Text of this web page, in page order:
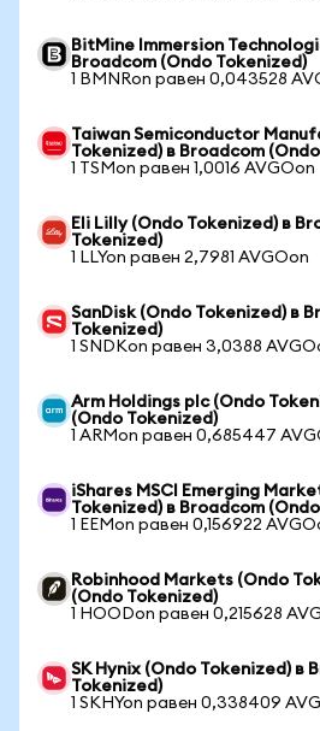
BitMine Immersion
Broadcom (Ondo Tokenized)
1 BMNRon равен 0,043528
Taiwan Semiconductor
Tokenized) в Broadcom
1 TSMon равен 1,0016 AVGOon
Eli Lilly (Ondo Tokenized) в
Tokenized)
1 LLYon равен 2,7981 AVGOon
SanDisk (Ondo Tokenized) в
Tokenized)
1 SNDKon равен 3,0388
Arm Holdings plc (Ondo
(Ondo Tokenized)
1 ARMon равен 0,685447
iShares MSCI Emerging
Tokenized) в Broadcom
1 EEMon равен 0,156922
Robinhood Markets (Ondo
(Ondo Tokenized)
1 HOODon равен 0,215628
SK Hynix (Ondo Tokenized) в
Tokenized)
1 SKHYon равен 0,338409